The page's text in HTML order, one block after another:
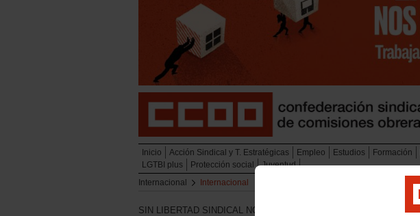
Inicio Acción Sindical y T. Estratégicas Empleo Estudios Formación
LGTBI plus
Protección social
Juventud
Internacional
Internacional
SIN LIBERTAD SINDICAL NO HAY DEMOCRACIA